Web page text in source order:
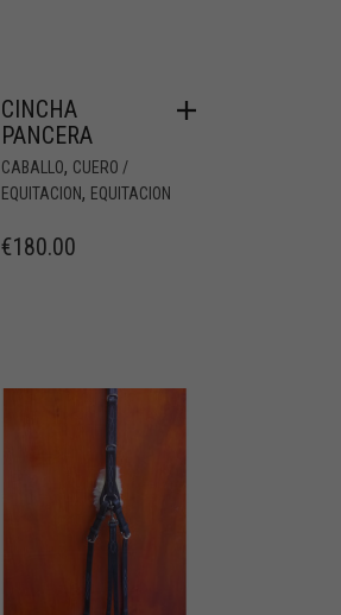
CINCHA
PANCERA
CABALLO, CUERO /
EQUITACION, EQUITACION
€180.00